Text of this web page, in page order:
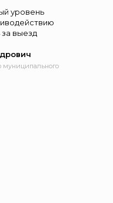
уровень
выезд
муниципального